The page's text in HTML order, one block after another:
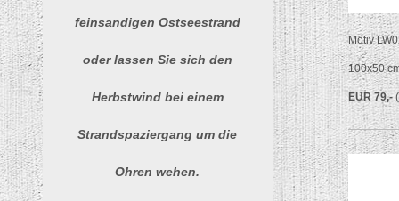
Motiv
100x50
EUR 79,-
feinsandigen Ostseestrand
oder lassen Sie sich den
Herbstwind bei einem
Strandspaziergang um die
Ohren wehen.